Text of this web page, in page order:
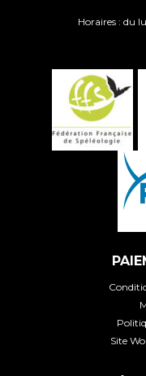
Horaires : du
Site